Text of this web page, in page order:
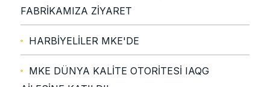
FABRİKAMIZA ZİYARET
HARBİYELİLER MKE'DE
MKE DÜNYA KALİTE OTORİTESİ IAQG